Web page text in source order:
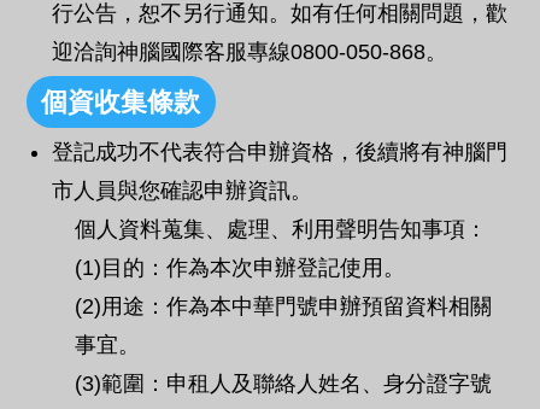
行公告，恕不另行通知。如有任何相關問題，歡
迎洽詢神腦國際客服專線0800-050-868。
個資收集條款
登記成功不代表符合申辦資格，後續將有神腦門
市人員與您確認申辦資訊。
個人資料蒐集、處理、利用聲明告知事項：
(1)目的：作為本次申辦登記使用。
(2)用途：作為本中華門號申辦預留資料相關
事宜。
(3)範圍：申租人及聯絡人姓名、身分證字號